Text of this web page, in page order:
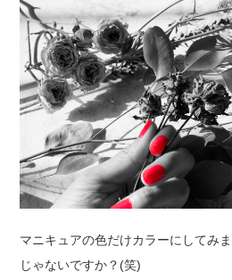
マニキュアの色だけカラーにしてみ
じゃないですか？(笑)